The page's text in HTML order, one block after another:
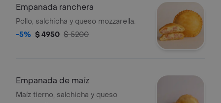
Empanada ranchera
Pollo, salchicha y queso mozzarella.
-5% $ 4950 $ 5200
Empanada de maíz
Maíz tierno, salchicha y queso